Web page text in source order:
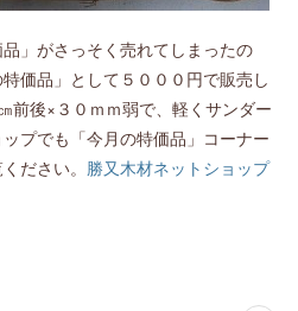
」がさっそく売れてしまったの
価品」として５０００円で販売し
前後×３０ｍｍ弱で、軽くサンダー
プでも「今月の特価品」コーナー
ださい。 勝又木材ネットショップ